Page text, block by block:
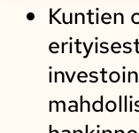
Kuntien